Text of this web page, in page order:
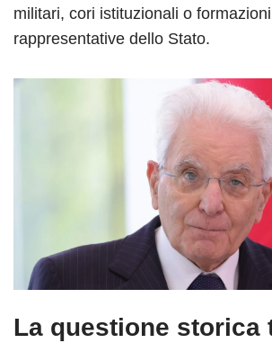
militari, cori istituzionali o
rappresentative dello Stato.
La questione storica